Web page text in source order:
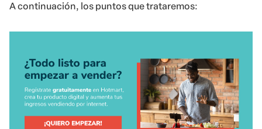
A continuación, los puntos que trataremos: